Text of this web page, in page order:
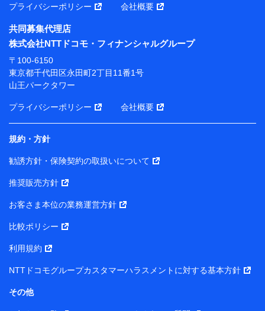
ソナルデータ憲章」に定める行動原則を順守します 。
※ パーソナルデータダッシュボードの「第三者提供の
管理」の設定状態にかかわらず、共同利用する場合があ
ります。
※ dポイントクラブ会員ではないお客さま（2019年12
月11日以降、一度もdポイントクラブ会員であったこと
がないお客さまに限る）に関する、2019年12月10日以
前に取得した個人データは、こちら の利用目的の範囲内
当社は株式会社NTTドコモ・フィナンシャルグループ
との間で、以下のとおり個人データを共同利用しま
す。
【共同して利用される利用データの項目】
当社または株式会社NTTドコモ・フィナンシャルグルー
の個人データ
基本情報
性、連絡先、dポイントサービスのご利用に関する情報。例
所、dポイント残高、dポイント利用履歴などが含まれます。
プライバシーポリシー 会社概要
共同募集代理店
株式会社NTTドコモ・フィナンシャルグループ
〒100-6150
東京都千代田区永田町2丁目11番1号
山王パークタワー
プライバシーポリシー 会社概要
規約・方針
勧誘方針・保険契約の取扱いについて
推奨販売方針
お客さま本位の業務運営方針
比較ポリシー
利用規約
NTTドコモグループカスタマーハラスメントに対する基本方針
その他